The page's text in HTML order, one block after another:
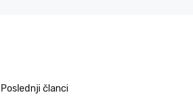
Poslednji članci